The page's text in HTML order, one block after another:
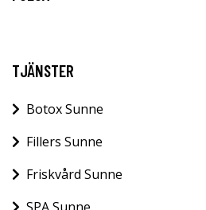
TJÄNSTER
Botox Sunne
Fillers Sunne
Friskvård Sunne